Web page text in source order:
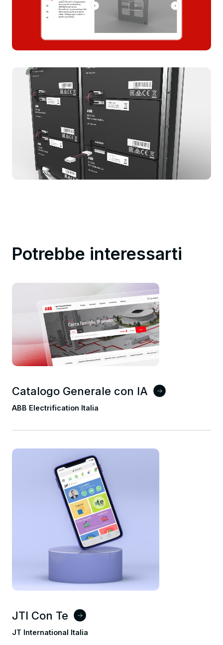
Potrebbe interessarti
Catalogo Generale con IA
ABB Electrification Italia
JTI Con Te
JT International Italia